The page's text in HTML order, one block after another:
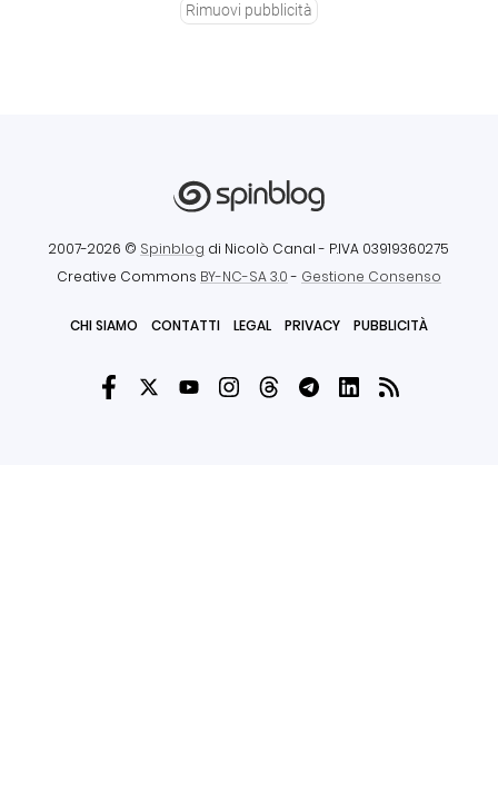
Rimuovi pubblicità
2007-2026 © Spinblog di Nicolò Canal - P.IVA 03919360275
Creative Commons BY-NC-SA 3.0- Gestione Consenso
CHI SIAMO CONTATTI LEGAL PRIVACY PUBBLICITÀ